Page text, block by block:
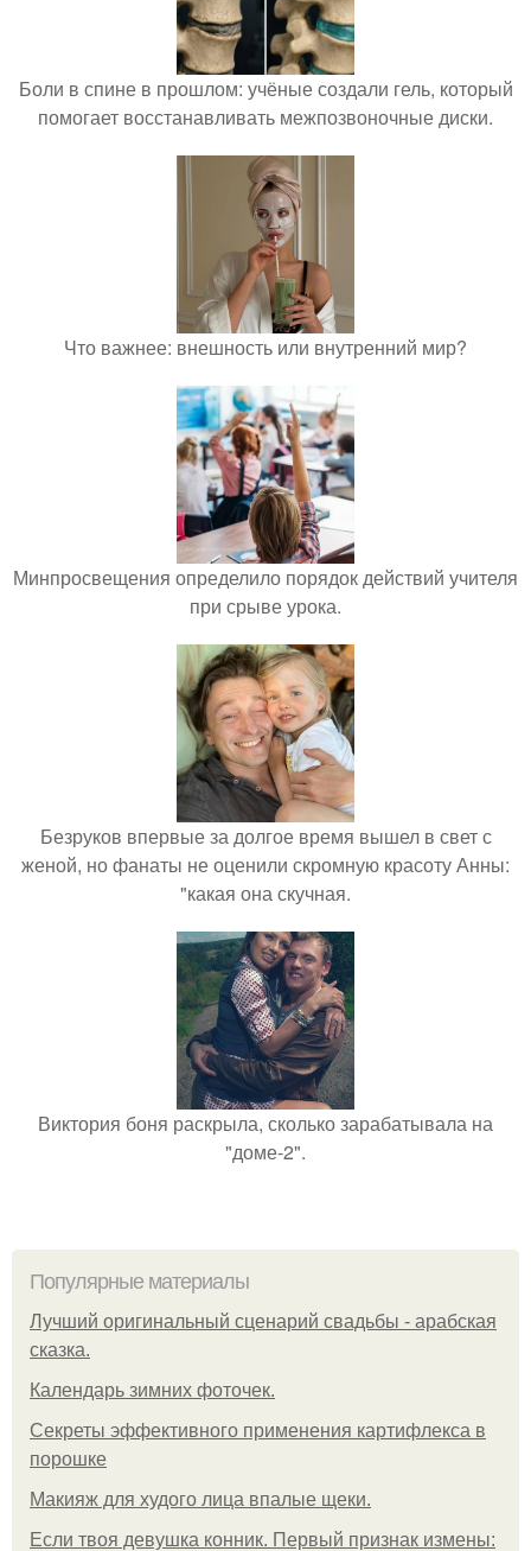
Боли в спине в прошлом: учёные создали гель, который
помогает восстанавливать межпозвоночные диски.
Что важнее: внешность или внутренний мир?
Минпросвещения определило порядок действий учителя
при срыве урока.
Безруков впервые за долгое время вышел в свет с
женой, но фанаты не оценили скромную красоту Анны:
"какая она скучная.
Виктория боня раскрыла, сколько зарабатывала на
"доме-2".
Популярные материалы
Лучший оригинальный сценарий свадьбы - арабская
сказка.
Календарь зимних фоточек.
Секреты эффективного применения картифлекса в
порошке
Макияж для худого лица впалые щеки.
Если твоя девушка конник. Первый признак измены: